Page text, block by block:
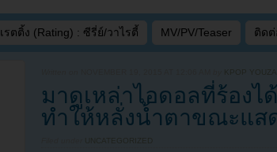
เรตติ้ง (Rating) : ซีรี่ย์/วาไรตี้ MV/PV/Teaser ติด
KPOP
มาดูเหล่าไอดอลที่ร้องไ
ทำให้หลั่งน้ำตาขณะแส
UNCATEGORIZED